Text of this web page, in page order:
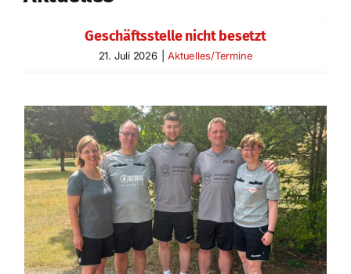
Geschäftsstelle nicht besetzt
21. Juli 2026 Aktuelles/Termine
Handball Schiri & Co.